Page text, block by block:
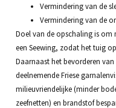
Vermindering van de
Vermindering van de
Doel van de opschaling is om
een Seewing, zodat het tuig
Daarnaast het bevorderen
deelnemende Friese
milieuvriendelijke (minder
zeefnetten) en brandstof